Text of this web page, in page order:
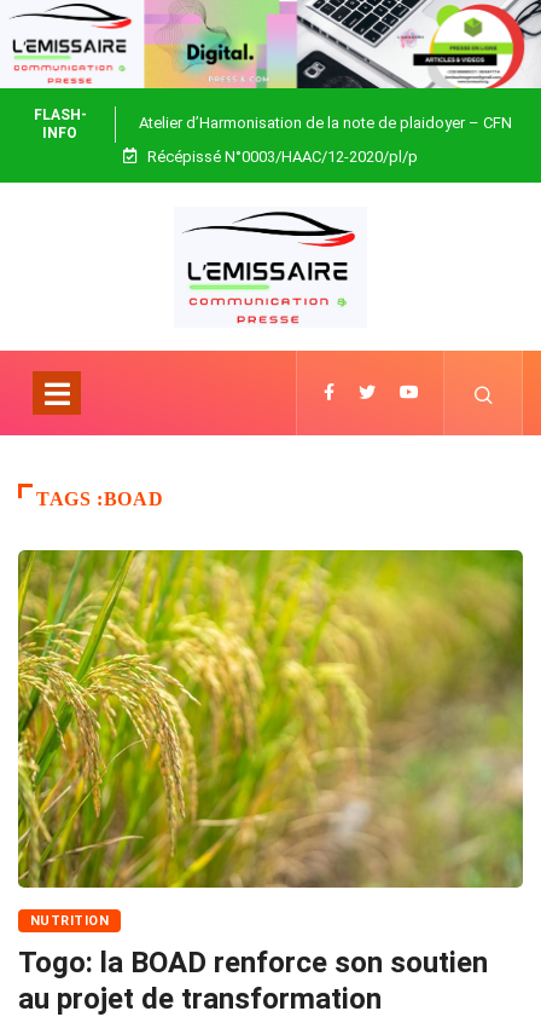
FLASH-
INFO
Atelier d’Harmonisation de la note de plaidoyer – CFN
Togo
Récépissé N°0003/HAAC/12-2020/pl/p
TAGS :BOAD
NUTRITION
Togo: la BOAD renforce son soutien
au projet de transformation